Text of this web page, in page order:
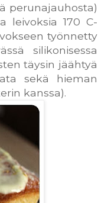
perunajauhosta)
leivoksia 170 C-
työnnetty
silikonisessa
täysin jäähtyä
sekä hieman
kanssa).